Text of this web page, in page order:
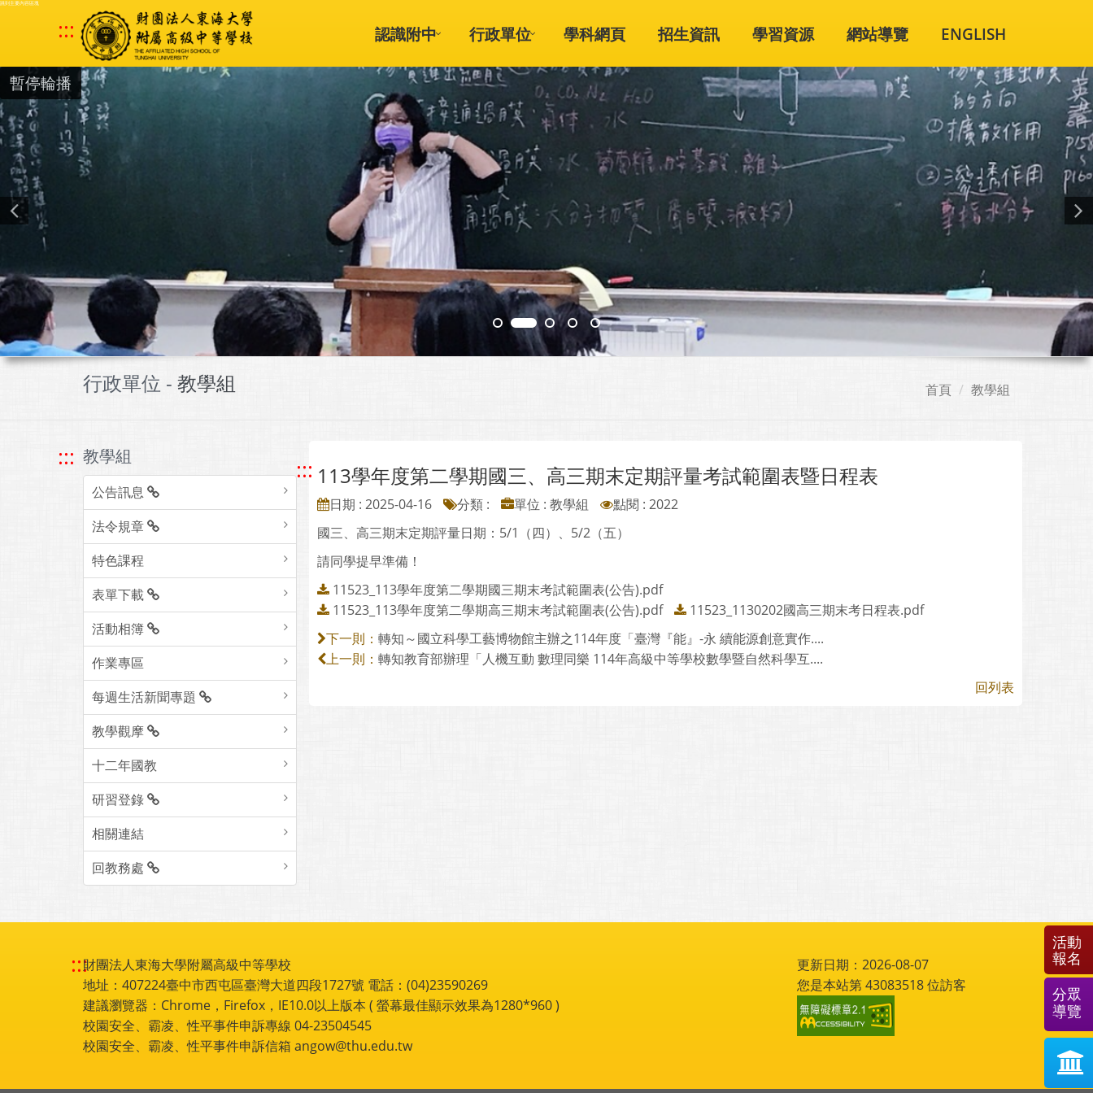
跳到主要內容區塊
::: 認識附中 行政單位 學科網頁 招生資訊 學習資源 網站導覽 ENGLISH
暫停輪播
行政單位 - 教學組 首頁 教學組
::: 教學組
公告訊息
法令規章
特色課程
表單下載
活動相簿
作業專區
每週生活新聞專題
教學觀摩
十二年國教
研習登錄
相關連結
回教務處
::: 113學年度第二學期國三、高三期末定期評量考試範圍表暨日程表
日期 : 2025-04-16 分類 : 單位 : 教學組
點閱 : 2022
國三、高三期末定期評量日期：5/1（四）、5/2（五）
請同學提早準備！
11523_113學年度第二學期國三期末考試範圍表(公告).pdf
11523_113學年度第二學期高三期末考試範圍表(公告).pdf
11523_1130202國高三期末考日程表.pdf
下一則： 轉知～國立科學工藝博物館主辦之114年度「臺灣『能』-永 續能源創意實作....
上一則： 轉知教育部辦理「人機互動 數理同樂 114年高級中等學校數學暨自然科學互....
回列表
:::財團法人東海大學附屬高級中等學校
地址：407224臺中市西屯區臺灣大道四段1727號 電話：(04)23590269
建議瀏覽器：Chrome，Firefox，IE10.0以上版本 ( 螢幕最佳顯示效果為1280*960 )
校園安全、霸凌、性平事件申訴專線 04-23504545
校園安全、霸凌、性平事件申訴信箱 angow@thu.edu.tw
更新日期：2026-08-07
您是本站第43083518位訪客
活動
報名
分眾
導覽